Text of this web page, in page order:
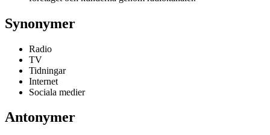
Synonymer
Radio
TV
Tidningar
Internet
Sociala medier
Antonymer